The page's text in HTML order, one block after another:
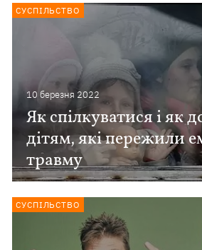
10 березня 2022
Як спілкуватися і як
дітям, які пережили
травму
СУСПІЛЬСТВО
СУСПІЛЬСТВО